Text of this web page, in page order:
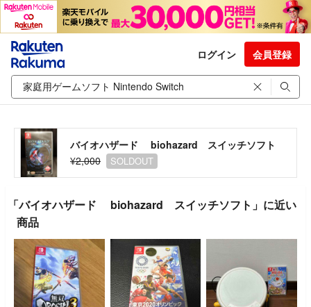
ログイン 会員登録
バイオハザード biohazard スイッチソフト
¥2,000
SOLDOUT
「バイオハザード biohazard スイッチソフト」に近い
商品